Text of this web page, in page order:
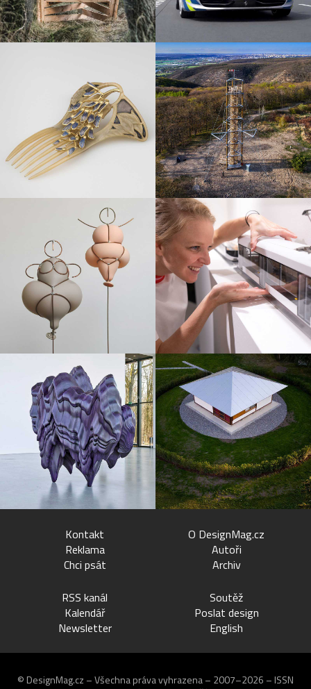
Kontakt
Reklama
Chci psát
O DesignMag.cz
Autoři
Archiv
RSS kanál
Kalendář
Newsletter
Soutěž
Poslat design
English
© DesignMag.cz – Všechna práva vyhrazena – 2007–2026 – ISSN